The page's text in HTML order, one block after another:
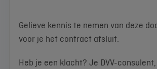
Gelieve kennis te nemen van deze
voor je het contract afsluit.
Heb je een klacht? Je DVV-